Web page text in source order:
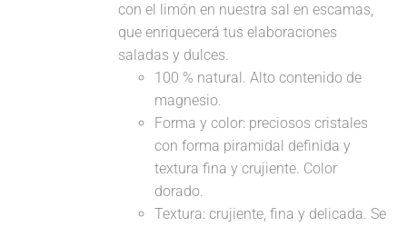
con el limón en nuestra sal en escamas,
que enriquecerá tus elaboraciones
saladas y dulces.
100 % natural. Alto contenido de
magnesio.
Forma y color: preciosos cristales
con forma piramidal definida y
textura fina y crujiente. Color
dorado.
Textura: crujiente, fina y delicada. Se